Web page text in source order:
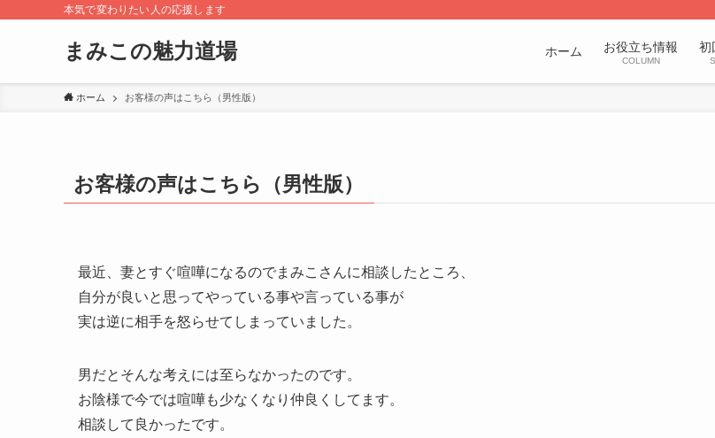
本気で変わりたい人の応援します
まみこの魅力道場 ホーム お役立ち情報
COLUMN
初
ホーム お客様の声はこちら（男性版）
お客様の声はこちら（男性版）
最近、妻とすぐ喧嘩になるのでまみこさんに相談したところ、
自分が良いと思ってやっている事や言っている事が
実は逆に相手を怒らせてしまっていました。
男だとそんな考えには至らなかったのです。
お陰様で今では喧嘩も少なくなり仲良くしてます。
相談して良かったです。